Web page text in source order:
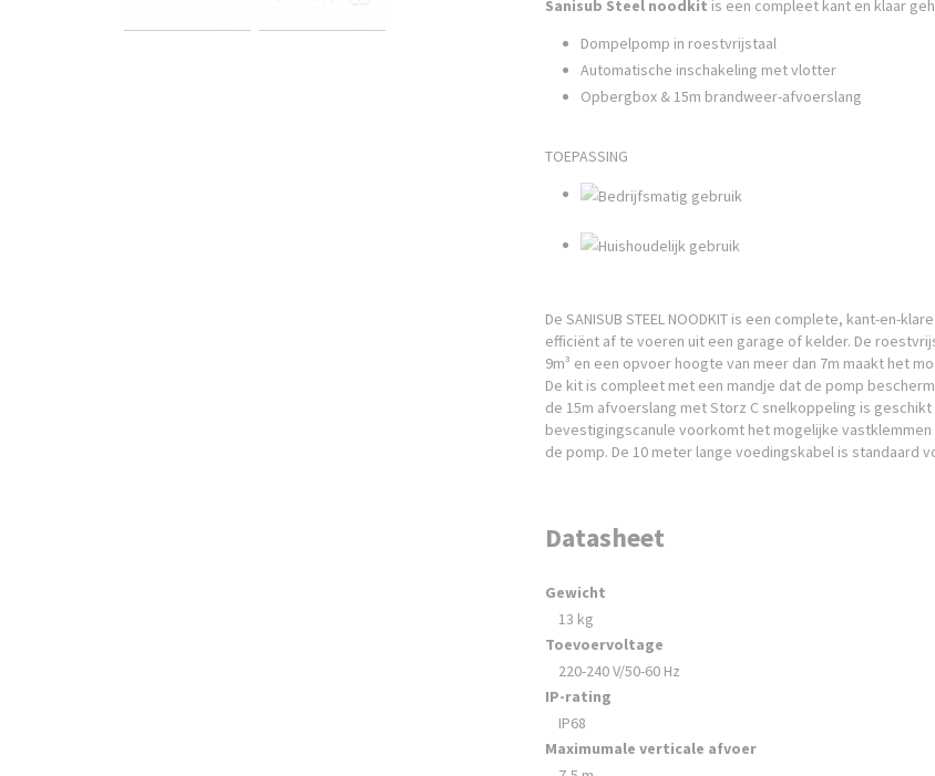
Sanisub Steel noodkit is een compleet kant en klaar
Dompelpomp in roestvrijstaal
Automatische inschakeling met vlotter
Opbergbox & 15m brandweer-afvoerslang
TOEPASSING
De SANISUB STEEL NOODKIT is een complete, kant-en-
efficiënt af te voeren uit een garage of kelder. De
9m³ en een opvoer hoogte van meer dan 7m maakt het
De kit is compleet met een mandje dat de pomp
de 15m afvoerslang met Storz C snelkoppeling is
bevestigingscanule voorkomt het mogelijke
de pomp. De 10 meter lange voedingskabel is standaard
Datasheet
Gewicht
13 kg
Toevoervoltage
220-240 V/50-60 Hz
IP-rating
IP68
Maximumale verticale afvoer